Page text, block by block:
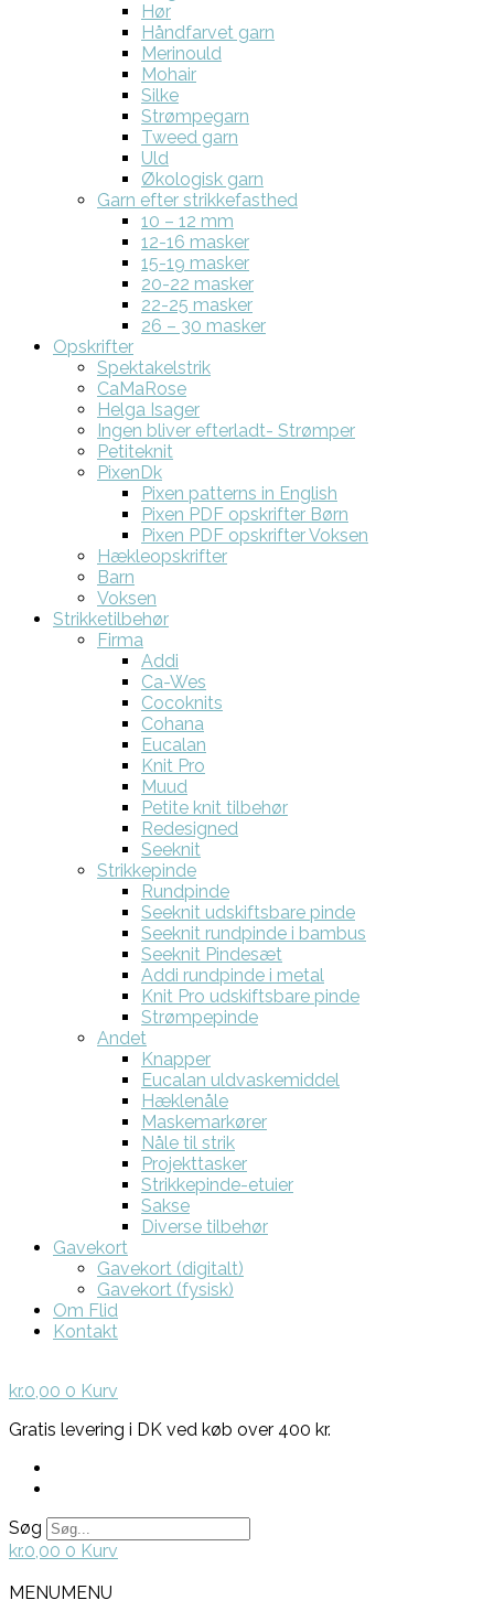
Hør
Håndfarvet garn
Merinould
Mohair
Silke
Strømpegarn
Tweed garn
Uld
Økologisk garn
Garn efter strikkefasthed
10 – 12 mm
12-16 masker
15-19 masker
20-22 masker
22-25 masker
26 – 30 masker
Opskrifter
Spektakelstrik
CaMaRose
Helga Isager
Ingen bliver efterladt- Strømper
Petiteknit
PixenDk
Pixen patterns in English
Pixen PDF opskrifter Børn
Pixen PDF opskrifter Voksen
Hækleopskrifter
Barn
Voksen
Strikketilbehør
Firma
Addi
Ca-Wes
Cocoknits
Cohana
Eucalan
Knit Pro
Muud
Petite knit tilbehør
Redesigned
Seeknit
Strikkepinde
Rundpinde
Seeknit udskiftsbare pinde
Seeknit rundpinde i bambus
Seeknit Pindesæt
Addi rundpinde i metal
Knit Pro udskiftsbare pinde
Strømpepinde
Andet
Knapper
Eucalan uldvaskemiddel
Hæklenåle
Maskemarkører
Nåle til strik
Projekttasker
Strikkepinde-etuier
Sakse
Diverse tilbehør
Gavekort
Gavekort (digitalt)
Gavekort (fysisk)
Om Flid
Kontakt
kr.0,00 0 Kurv
Gratis levering i DK ved køb over 400 kr.
Søg
kr.0,00 0 Kurv
MENUMENU